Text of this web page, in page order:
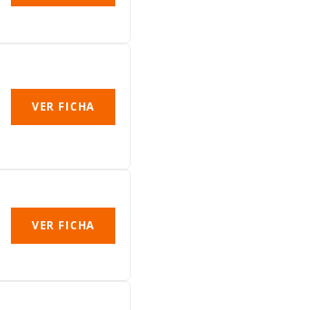
VER FICHA
VER FICHA